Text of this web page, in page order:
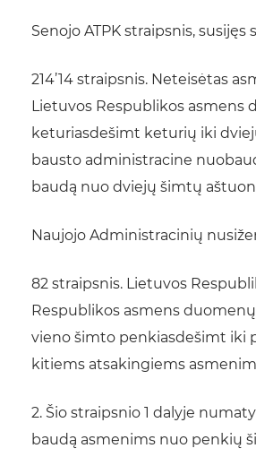
Senojo ATPK straipsnis,
214’14 straipsnis. Neteisėtas
Lietuvos Respublikos asmens
keturiasdešimt keturių iki
bausto administracine
baudą nuo dviejų šimtų
Naujojo Administracinių
82 straipsnis. Lietuvos
Respublikos asmens
vieno šimto penkiasdešimt iki
kitiems atsakingiems
2. Šio straipsnio 1 dalyje
baudą asmenims nuo penkių